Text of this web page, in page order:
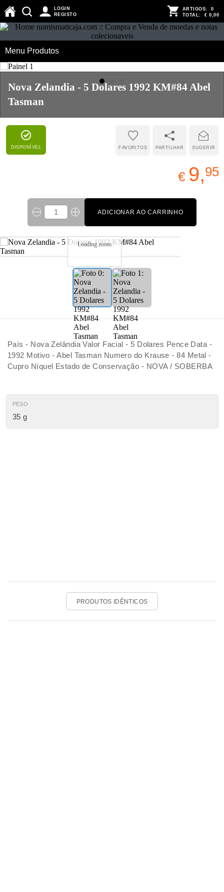
LOGIN
REGISTO
ARTIGOS: 0
TOTAL: € 0,00
Menu Produtos
Nova Zelandia - 5 Dolares 1992 KM#84 Abel
Tasman
DISPONÍVEL SUGERIR
PARTILHAR
FAVORITOS
€ 9,95
ADICIONAR AO CARRINHO
Loading zoom
País - Nova Zelândia Valor Facial - 5 Dolares Pence Data -
1992 Motivo - Abel Tasman Numero do Krause - 84 Metal -
Cupro Níquel Estado de Conservação - NOVA / SOBERBA
PESO
35 g
PRODUTOS IDÊNTICOS